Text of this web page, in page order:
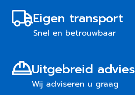
Eigen transport
Snel en betrouwbaar
Uitgebreid advies
Wij adviseren u graag